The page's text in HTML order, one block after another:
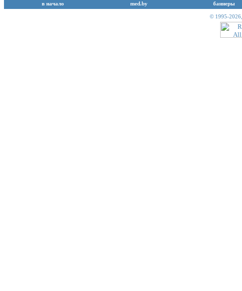
в начало med.by баннеры
© 1995-2026,